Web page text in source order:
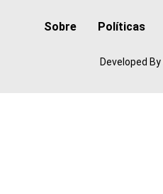
Sobre Políticas
Developed By